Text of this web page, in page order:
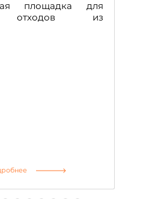
площадка для
отходов из